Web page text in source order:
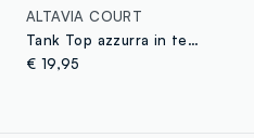
ALTAVIA COURT
Tank Top azzurra in tessuto elasticizzato ed effetto tie dye ALTAVIA COURT
€ 19,95